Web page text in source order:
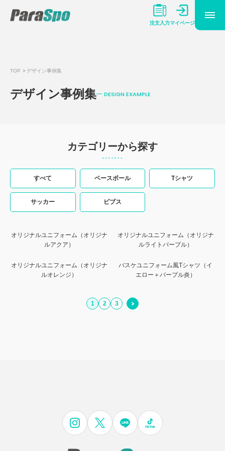
注文入力マイページ
TOP デザイン事例集
デザイン事例集 DESIGN EXAMPLE
カテゴリーから探す
すべて ベースボール Tシャツ
サッカー ビブス
オリジナルユニフォーム（オリジナ
ルアクア）
オリジナルユニフォーム（オリジナ
ルライトパープル）
オリジナルユニフォーム（オリジナ
ルオレンジ）
バスケユニフォーム風Tシャツ（イ
エロー＋パープル炎）
1 2 3